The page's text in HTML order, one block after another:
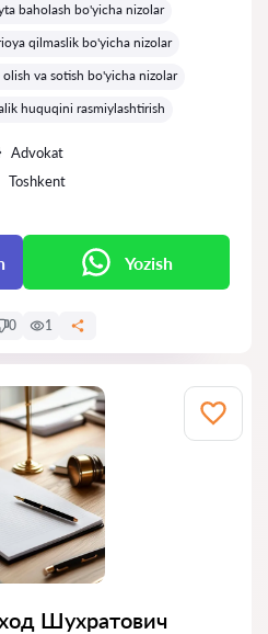
baholash bo'yicha nizolar
qilmaslik bo'yicha nizolar
va sotish bo'yicha nizolar
huquqini rasmiylashtirish
Advokat
Toshkent
Yozish
0 1
Шухратович